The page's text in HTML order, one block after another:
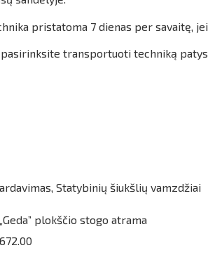
pristatoma 7 dienas per savaitę,
pasirinksite transportuoti techniką
Statybinių šiukšlių vamzdžiai
„Geda” plokščio stogo atrama